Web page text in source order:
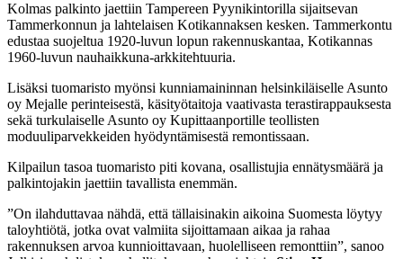
Kolmas palkinto jaettiin Tampereen Pyynikintorilla sijaitsevan
Tammerkonnun ja lahtelaisen Kotikannaksen kesken. Tammerkontu
edustaa suojeltua 1920-luvun lopun rakennuskantaa, Kotikannas
1960-luvun nauhaikkuna-arkkitehtuuria.
Lisäksi tuomaristo myönsi kunniamaininnan helsinkiläiselle Asunto
oy Mejalle perinteisestä, käsityötaitoja vaativasta terastirappauksesta
sekä turkulaiselle Asunto oy Kupittaanportille teollisten
moduuliparvekkeiden hyödyntämisestä remontissaan.
Kilpailun tasoa tuomaristo piti kovana, osallistujia ennätysmäärä ja
palkintojakin jaettiin tavallista enemmän.
”On ilahduttavaa nähdä, että tällaisinakin aikoina Suomesta löytyy
taloyhtiötä, jotka ovat valmiita sijoittamaan aikaa ja rahaa
rakennuksen arvoa kunnioittavaan, huolelliseen remonttiin”, sanoo